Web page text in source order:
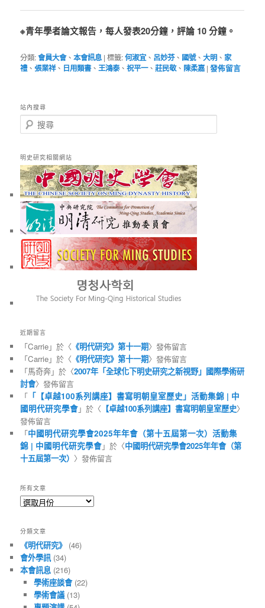
※青年學者論文報告，每人發表20分鐘，評論 10 分鐘。
分類:會員大會、本會訊息 |標籤:何淑宜 、 呂妙芬、 國號、大明 、 家
禮、張業祥、 日用類書、王鴻泰、祝平一、莊民敬、 陳柔嘉 |發佈留言
站內搜尋
搜
尋
明史研究相關網站
近期留言
「Carrie」於〈 《明代研究》第十一期〉發佈留言
「Carrie」於〈 《明代研究》第十一期〉發佈留言
「馬奇奔」於〈2007年「全球化下明史研究之新視野」國際學術研
討會〉發佈留言
「 「【卓越100系列講座】書寫明朝皇室歷史」活動集錦 | 中
國明代研究學會」於〈 【卓越100系列講座】書寫明朝皇室歷史〉
發佈留言
「中國明代研究學會2025年年會（第十五屆第一次）活動集
錦 | 中國明代研究學會」於〈中國明代研究學會2025年年會（第
十五屆第一次） 〉發佈留言
所有文章
所
章
分類文章
《明代研究》 (46)
會外學訊(34)
本會訊息 (216)
學術座談會(22)
學術會議(13)